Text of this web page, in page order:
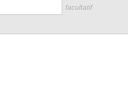
facultatif